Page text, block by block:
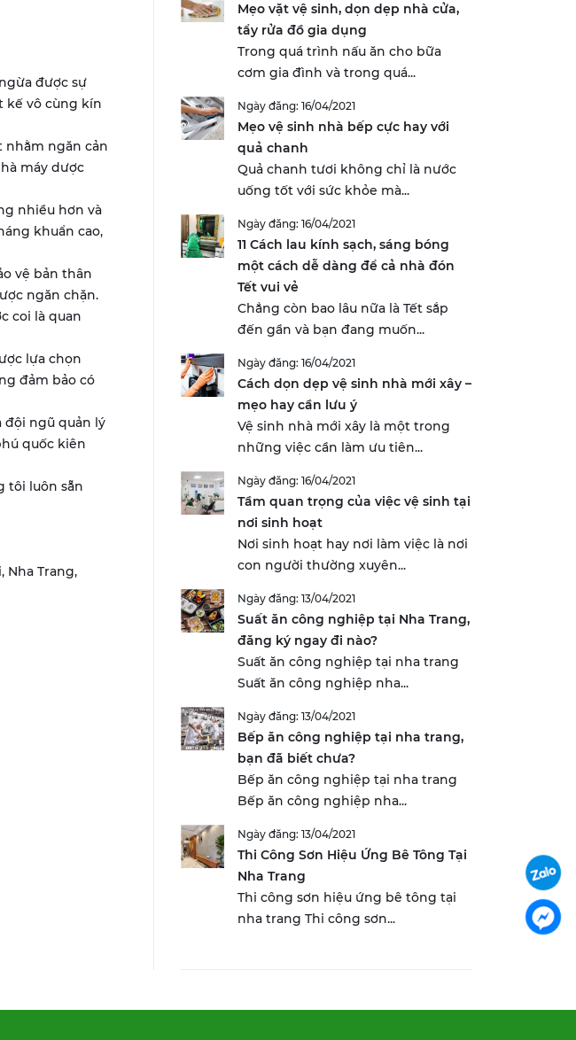
được sự
kế vô cùng kín
nhằm ngăn cản
máy dược
nhiều hơn và
khuẩn cao,
vệ bản thân
ngăn chặn.
coi là quan
lựa chọn
đảm bảo có
ngũ quản lý
quốc kiên
tôi luôn sẵn
Nha Trang,
Mẹo vặt vệ sinh, dọn dẹp nhà cửa,
tẩy rửa đồ gia dụng
Trong quá trình nấu ăn cho bữa
cơm gia đình và trong quá...
Ngày đăng: 16/04/2021
Mẹo vệ sinh nhà bếp cực hay với
quả chanh
Quả chanh tươi không chỉ là nước
uống tốt với sức khỏe mà...
Ngày đăng: 16/04/2021
11 Cách lau kính sạch, sáng bóng
một cách dễ dàng để cả nhà đón
Tết vui vẻ
Chẳng còn bao lâu nữa là Tết sắp
đến gần và bạn đang muốn...
Ngày đăng: 16/04/2021
Cách dọn dẹp vệ sinh nhà mới xây –
mẹo hay cần lưu ý
Vệ sinh nhà mới xây là một trong
những việc cần làm ưu tiên...
Ngày đăng: 16/04/2021
Tầm quan trọng của việc vệ sinh tại
nơi sinh hoạt
Nơi sinh hoạt hay nơi làm việc là nơi
con người thường xuyên...
Ngày đăng: 13/04/2021
Suất ăn công nghiệp tại Nha Trang,
đăng ký ngay đi nào?
Suất ăn công nghiệp tại nha trang
Suất ăn công nghiệp nha...
Ngày đăng: 13/04/2021
Bếp ăn công nghiệp tại nha trang,
bạn đã biết chưa?
Bếp ăn công nghiệp tại nha trang
Bếp ăn công nghiệp nha...
Ngày đăng: 13/04/2021
Thi Công Sơn Hiệu Ứng Bê Tông Tại
Nha Trang
Thi công sơn hiệu ứng bê tông tại
nha trang Thi công sơn...